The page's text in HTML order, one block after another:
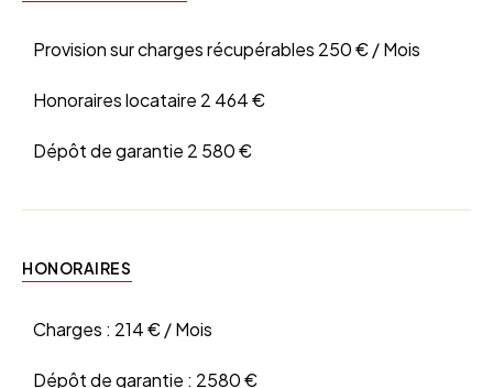
Provision sur charges récupérables 250 € / Mois
Honoraires locataire 2 464 €
Dépôt de garantie 2 580 €
HONORAIRES
Charges : 214 € / Mois
Dépôt de garantie : 2580 €